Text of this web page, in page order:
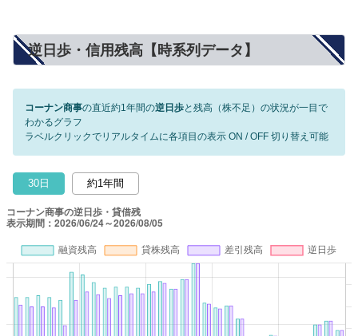
逆日歩・信用残高【時系列データ】
コーナン商事の直近約1年間の逆日歩と残高（株不足）の状況が一目で
わかるグラフ
ラベルクリックでリアルタイムに各項目の表示 ON / OFF 切り替え可能
30日 約1年間